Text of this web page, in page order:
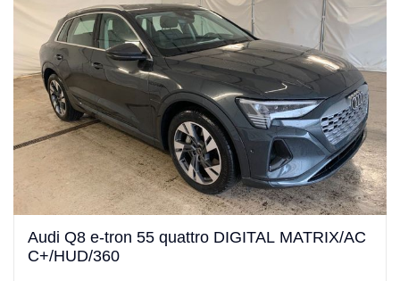
Audi Q8 e-tron 55 quattro DIGITAL MATRIX/AC
C+/HUD/360